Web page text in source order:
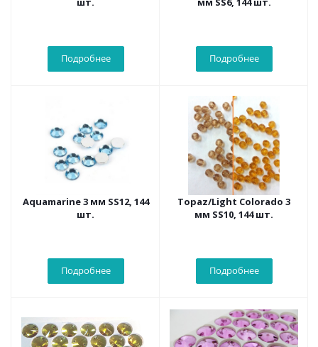
Подробнее Подробнее
Aquamarine 3 мм SS12, 144
шт.
Подробнее
Topaz/Light Colorado 3
мм SS10, 144 шт.
Подробнее